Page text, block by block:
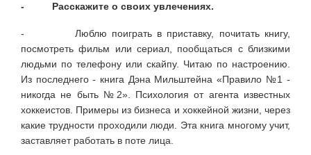
- Расскажите о своих увлечениях.
- Люблю поиграть в приставку, почитать книгу,
посмотреть фильм или сериал, пообщаться с близкими
людьми по телефону или скайпу. Читаю по настроению.
Из последнего - книга Дэна Мильштейна «Правило №1 -
никогда не быть №2». Психология от агента известных
хоккеистов. Примеры из бизнеса и хоккейной жизни, через
какие трудности проходили люди. Эта книга многому учит,
заставляет работать в поте лица.